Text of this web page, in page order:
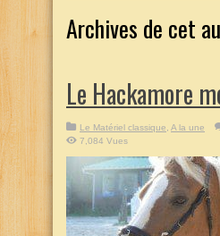
Archives de cet
Le Hackamore
Le Matériel classique A la une
7,084 Vues